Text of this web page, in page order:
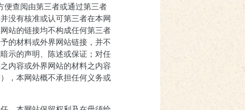
便查阅由第三者或通过第三者
没有核准或认可第三者在本网
站的链接均不构成任何第三者
的材料或外界网站链接，并不
示的声明、陈述或保证；对任
内容或外界网站的材料之内容
，本网站概不承担任何义务或